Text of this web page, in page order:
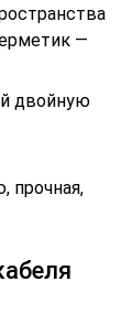
—
двойную
прочная,